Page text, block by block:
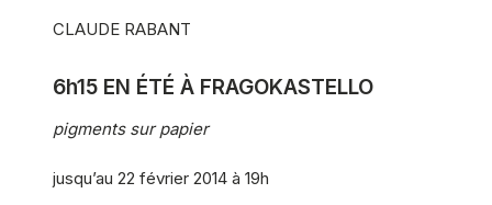
CLAUDE RABANT
6h15 EN ÉTÉ À FRAGOKASTELLO
pigments sur papier
jusqu’au 22 février 2014 à 19h